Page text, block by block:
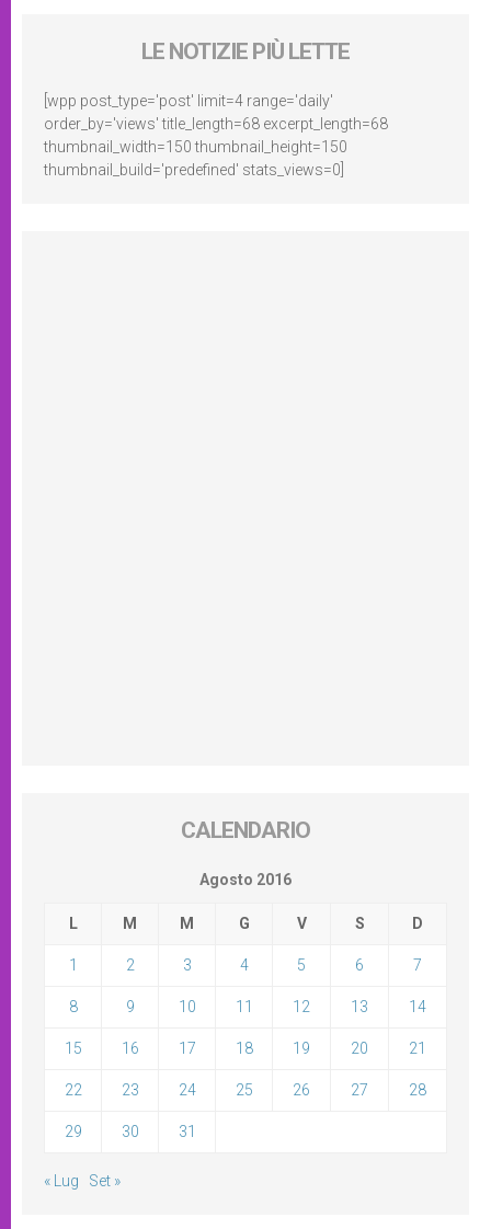
LE NOTIZIE PIÙ LETTE
[wpp post_type='post' limit=4 range='daily'
order_by='views' title_length=68 excerpt_length=68
thumbnail_width=150 thumbnail_height=150
thumbnail_build='predefined' stats_views=0]
CALENDARIO
Agosto 2016
L M M G V S D
1 2 3 4 5 6 7
8 9 10 11 12 13 14
15 16 17 18 19 20 21
22 23 24 25 26 27 28
29 30 31
« Lug Set »